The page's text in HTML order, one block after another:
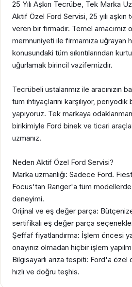
25 Yılı Aşkın Tecrübe, Tek Marka
Aktif Özel Ford Servisi, 25 yılı
veren bir firmadır. Temel amacımız
memnuniyeti ile firmamıza uğrayan
konusundaki tüm sıkıntılarından
uğurlamak birincil vazifemizdir.
Tecrübeli ustalarımız ile aracınızın
tüm ihtiyaçlarını karşılıyor, periyodik
yapıyoruz. Tek markaya
birikimiyle Ford binek ve ticari
uzmanız.
Neden Aktif Özel Ford Servisi?
Marka uzmanlığı: Sadece Ford.
Focus'tan Ranger'a tüm modellerde
deneyimi.
Orijinal ve eş değer parça:
sertifikalı eş değer parça
Şeffaf fiyatlandırma: İşlem öncesi
onayınız olmadan hiçbir işlem
Bilgisayarlı arıza tespiti: Ford'a
hızlı ve doğru teşhis.